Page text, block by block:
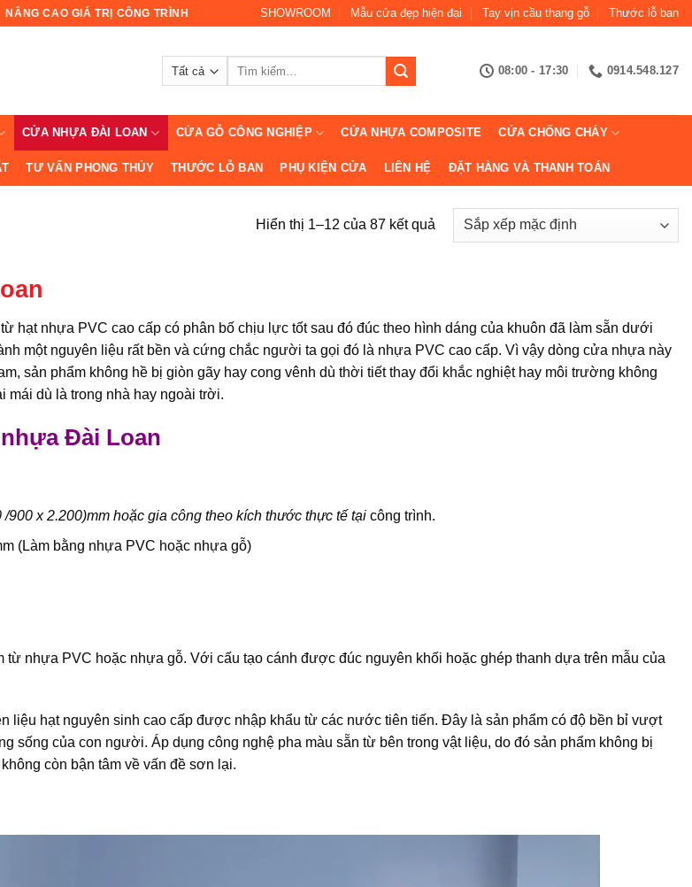
NÂNG CAO GIÁ TRỊ CÔNG TRÌNH SHOWROOM Mẫu cửa đẹp hiện đại Tay vịn cầu thang gỗ Thước lỗ ban
08:00 - 17:30 0914.548.127
CỬA NHỰA ĐÀI LOAN CỬA GỖ CÔNG NGHIỆP CỬA NHỰA COMPOSITE CỬA CHỐNG CHÁY
TƯ VẤN PHONG THỦY THƯỚC LỖ BAN PHỤ KIỆN CỬA LIÊN HỆ ĐẶT HÀNG VÀ THANH TOÁN
Hiển thị 1–12 của 87 kết quả
hạt nhựa PVC cao cấp có phân bố chịu lực tốt sau đó đúc theo hình dáng của khuôn đã làm sẵn dưới
một nguyên liệu rất bền và cứng chắc người ta gọi đó là nhựa PVC cao cấp. Vì vậy dòng cửa nhựa này
sản phẩm không hề bị giòn gãy hay cong vênh dù thời tiết thay đổi khắc nghiệt hay môi trường không
mái dù là trong nhà hay ngoài trời.
Đài Loan
900 x 2.200)mm hoặc gia công theo kích thước thực tế tại công trình.
(Làm bằng nhựa PVC hoặc nhựa gỗ)
từ nhựa PVC hoặc nhựa gỗ. Với cấu tạo cánh được đúc nguyên khối hoặc ghép thanh dựa trên mẫu của
liệu hạt nguyên sinh cao cấp được nhập khẩu từ các nước tiên tiến. Đây là sản phẩm có độ bền bỉ vượt
sống của con người. Áp dụng công nghệ pha màu sẵn từ bên trong vật liệu, do đó sản phẩm không bị
còn bận tâm về vấn đề sơn lại.